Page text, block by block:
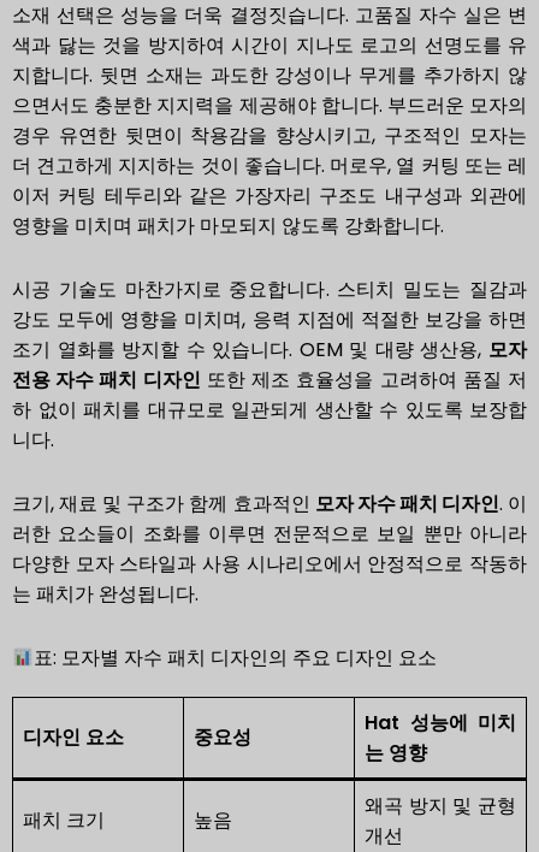
소재 선택은 성능을 더욱 결정짓습니다. 고품질 자수 실은 변
색과 닳는 것을 방지하여 시간이 지나도 로고의 선명도를 유
지합니다. 뒷면 소재는 과도한 강성이나 무게를 추가하지 않
으면서도 충분한 지지력을 제공해야 합니다. 부드러운 모자의
경우 유연한 뒷면이 착용감을 향상시키고, 구조적인 모자는
더 견고하게 지지하는 것이 좋습니다. 머로우, 열 커팅 또는 레
이저 커팅 테두리와 같은 가장자리 구조도 내구성과 외관에
영향을 미치며 패치가 마모되지 않도록 강화합니다.
시공 기술도 마찬가지로 중요합니다. 스티치 밀도는 질감과
강도 모두에 영향을 미치며, 응력 지점에 적절한 보강을 하면
조기 열화를 방지할 수 있습니다. OEM 및 대량 생산용, 모자
전용 자수 패치 디자인 또한 제조 효율성을 고려하여 품질 저
하 없이 패치를 대규모로 일관되게 생산할 수 있도록 보장합
니다.
크기, 재료 및 구조가 함께 효과적인 모자 자수 패치 디자인. 이
러한 요소들이 조화를 이루면 전문적으로 보일 뿐만 아니라
다양한 모자 스타일과 사용 시나리오에서 안정적으로 작동하
는 패치가 완성됩니다.
표: 모자별 자수 패치 디자인의 주요 디자인 요소
디자인 요소 중요성
Hat 성능에 미치
는 영향
패치 크기 높음
왜곡 방지 및 균형
개선